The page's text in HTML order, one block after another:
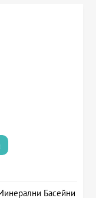
Басейни